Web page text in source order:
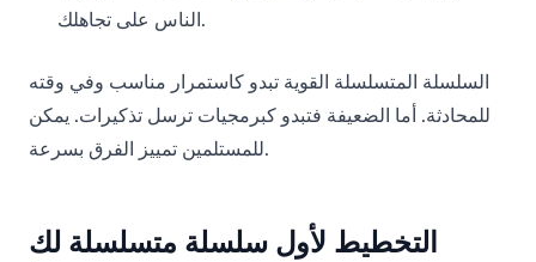
الناس على تجاهلك.
السلسلة المتسلسلة القوية تبدو كاستمرار مناسب وفي وقته
للمحادثة. أما الضعيفة فتبدو كبرمجيات ترسل تذكيرات. يمكن
للمستلمين تمييز الفرق بسرعة.
التخطيط لأول سلسلة متسلسلة لك